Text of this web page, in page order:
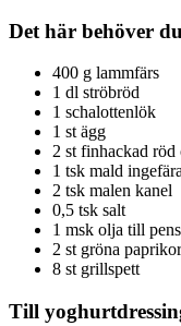
Det här behöver du
400 g lammfärs
1 dl ströbröd
1 schalottenlök
1 st ägg
2 st finhackad röd
1 tsk mald ingefära
2 tsk malen kanel
0,5 tsk salt
1 msk olja till
2 st gröna paprikor
8 st grillspett
Till